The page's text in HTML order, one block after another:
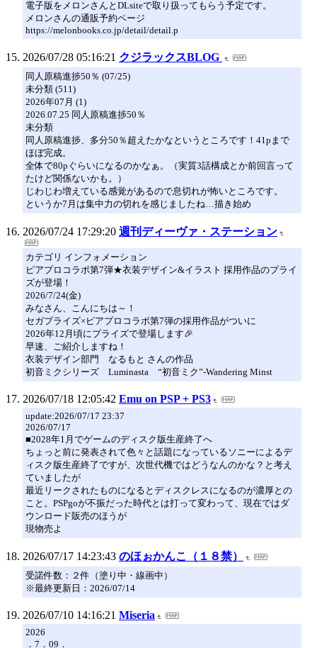
電子版をメロンさんとDLsiteで取り扱ってもらう予定です。
メロンさんの通販予約ページ
https://melonbooks.co.jp/detail/detail.p
2026/07/28 05:16:21 クジラックスBLOG
同人原稿進捗50％ (07/25)
未分類 (511)
2026年07月 (1)
2026.07.25 同人原稿進捗50％
未分類
同人原稿進捗、多分50％超えたかなというところです！41pまで
ほぼ完成。
全体で80pぐらいになるのかなぁ。（実質3話構成とか前回言って
たけど関係ないかも。）
じわじわ増えている感覚があるので息切れが怖いところです。
というか7月は集中力の切れを感じましたね…描き始め
2026/07/24 17:29:20 週刊ディーヴァ・ステーション
カテゴリ インフォメーション
ピアプロコラボ第7弾★衣装デザイン&イラスト 採用作品のプライ
ズが登場！
2026/7/24(金)
みなさん、こんにちは～！
セガプライズ×ピアプロコラボ第7弾の採用作品がついに
2026年12月頃にプライズで登場します🎉
早速、ご紹介しますね！
衣装デザイン部門 なるもと さんの作品
初音ミクシリーズ Luminasta “初音ミク”‐Wandering Minst
2026/07/18 12:05:42 Emu on PSP + PS3
update:2026/07/17 23:37
2026/07/17
■2028年1月でゲームのディスク版生産終了へ
ちょっと前に発表されて色々と話題になっているソニーによるデ
ィスク版生産終了ですが、次世代機ではどうなんのかな？と考え
ていましたが
最近リークされたものになるとディスクレスになるのが濃厚との
こと。PSPgoが不振だった時代とは打って変わって、現在ではダ
ウンロード販売のほうが
現物売よ
2026/07/17 14:23:43 のほぉかんこ（１８禁）
受諾件数：２件（塗り中・線画中）
※最終更新日：2026/07/14
2026/07/10 14:16:21 Miseria
2026
．7．09．